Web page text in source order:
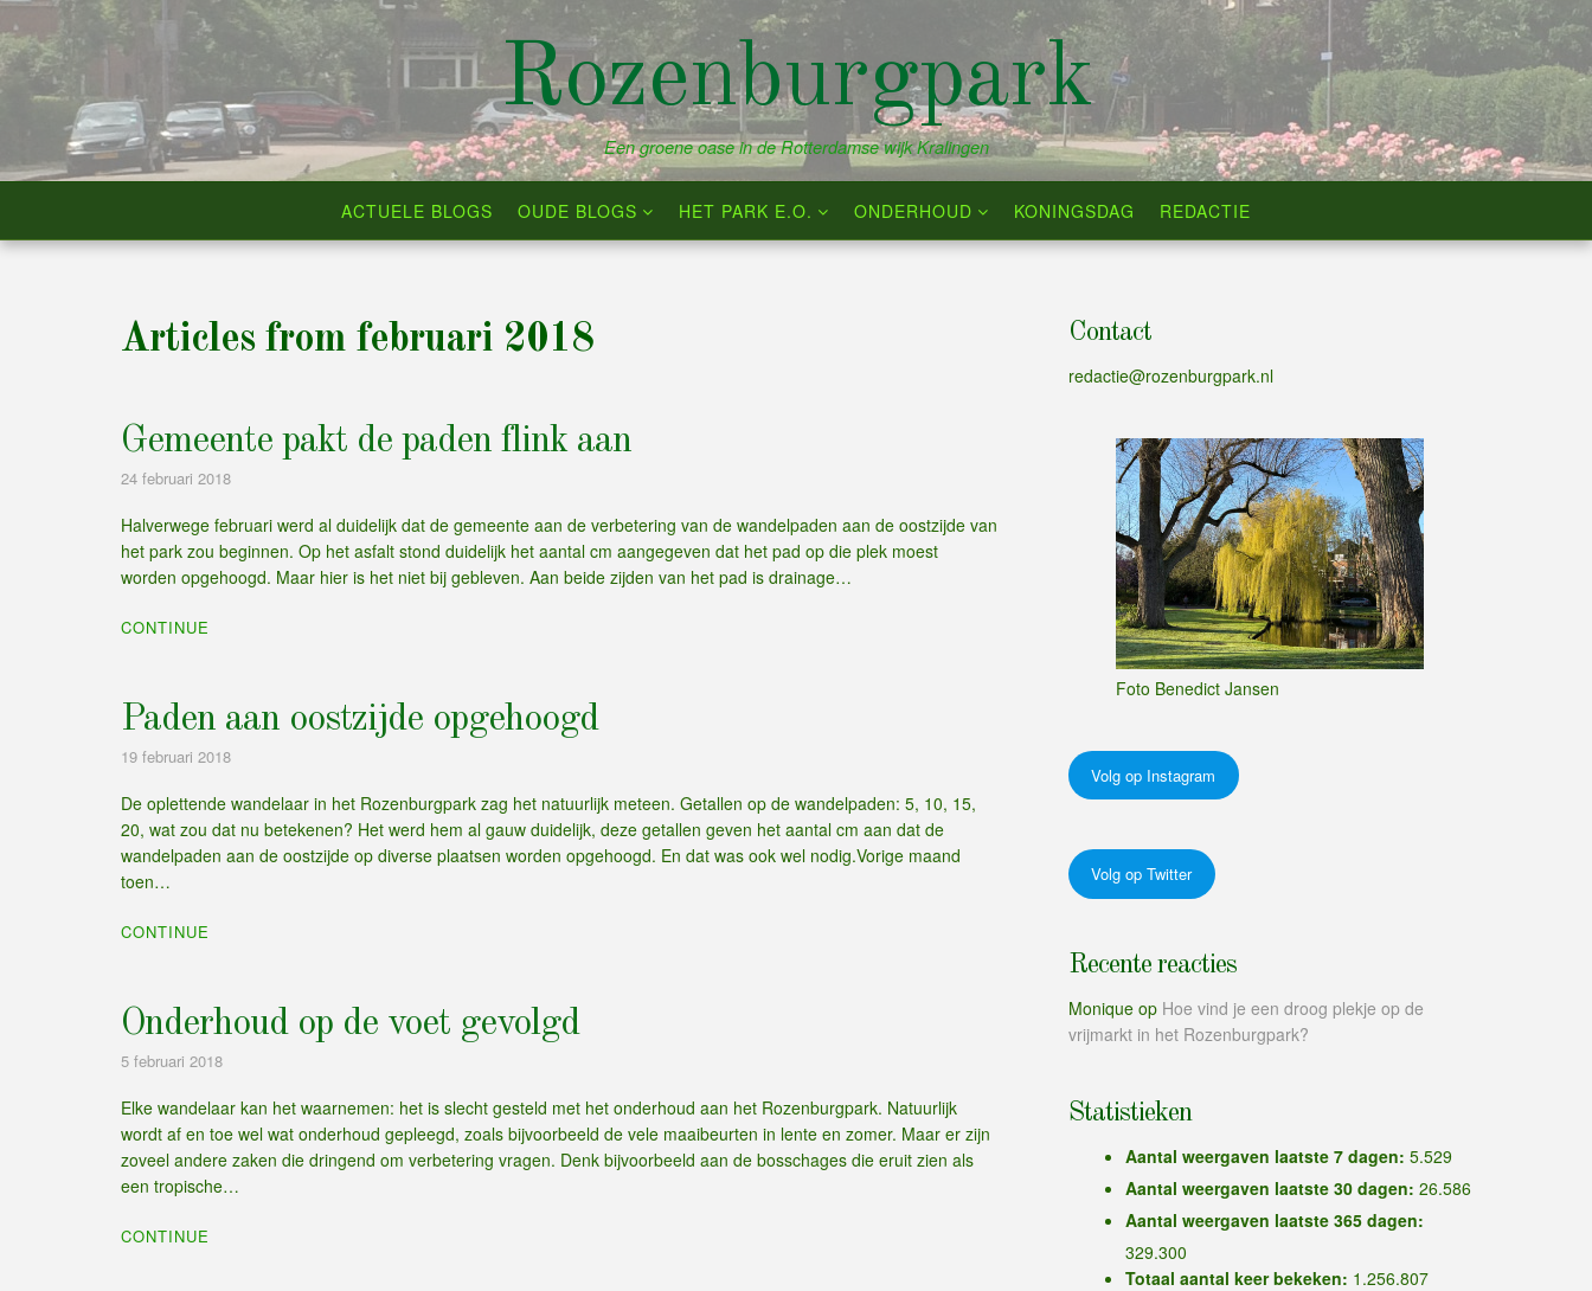
to
content
Rozenburgpark
Een groene oase in de Rotterdamse wijk Kralingen
ACTUELE BLOGS OUDE BLOGS HET PARK E.O. ONDERHOUD KONINGSDAG REDACTIE
Articles from februari 2018
Gemeente pakt de paden flink aan
24 februari 2018
Halverwege februari werd al duidelijk dat de gemeente aan de verbetering van de wandelpaden aan de oostzijde van
het park zou beginnen. Op het asfalt stond duidelijk het aantal cm aangegeven dat het pad op die plek moest
worden opgehoogd. Maar hier is het niet bij gebleven. Aan beide zijden van het pad is drainage…
CONTINUE
Paden aan oostzijde opgehoogd
19 februari 2018
De oplettende wandelaar in het Rozenburgpark zag het natuurlijk meteen. Getallen op de wandelpaden: 5, 10, 15,
20, wat zou dat nu betekenen? Het werd hem al gauw duidelijk, deze getallen geven het aantal cm aan dat de
wandelpaden aan de oostzijde op diverse plaatsen worden opgehoogd. En dat was ook wel nodig.Vorige maand
toen…
CONTINUE
Onderhoud op de voet gevolgd
5 februari 2018
Elke wandelaar kan het waarnemen: het is slecht gesteld met het onderhoud aan het Rozenburgpark. Natuurlijk
wordt af en toe wel wat onderhoud gepleegd, zoals bijvoorbeeld de vele maaibeurten in lente en zomer. Maar er zijn
zoveel andere zaken die dringend om verbetering vragen. Denk bijvoorbeeld aan de bosschages die eruit zien als
een tropische…
CONTINUE
Contact
redactie@rozenburgpark.nl
Foto Benedict Jansen
Volg op Instagram
Volg op Twitter
Recente reacties
Monique op Hoe vind je een droog plekje op de
vrijmarkt in het Rozenburgpark?
Statistieken
Aantal weergaven laatste 7 dagen: 5.529
Aantal weergaven laatste 30 dagen: 26.586
Aantal weergaven laatste 365 dagen:
329.300
Totaal aantal keer bekeken: 1.256.807